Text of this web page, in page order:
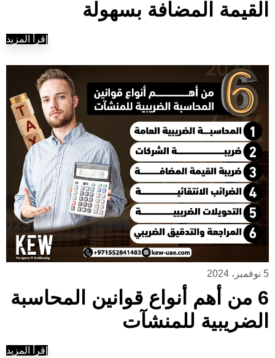
القيمة المضافة بسهولة
إقرأ المزيد
5 نوفمبر، 2024
6 من أهم أنواع قوانين المحاسبة
الضريبية للمنشآت
إقرأ المزيد